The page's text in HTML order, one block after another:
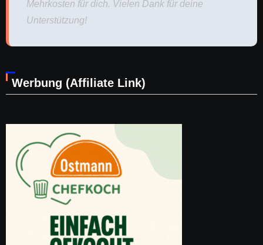
Mehrkosten für dich. Vielen Dank für deine
Unterstützung!
Werbung (Affiliate Link)